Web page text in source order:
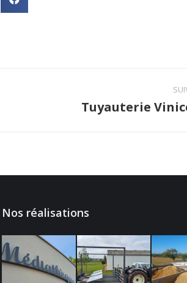
Tuyauterie
Nos réalisations